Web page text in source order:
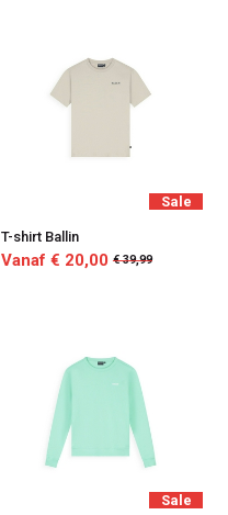
Sale
T-shirt Ballin
Vanaf € 20,00 € 39,99
Sale